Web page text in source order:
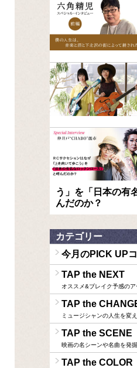
う」を「日本の有
んだのか？
カテゴリー
今月のPICK UP
TAP the NEXT
オススメ&ブレイク予感の
TAP the
ミュージシャンの人生を変
TAP the SCENE
映画の名シーンや名曲を発
TAP the COLOR